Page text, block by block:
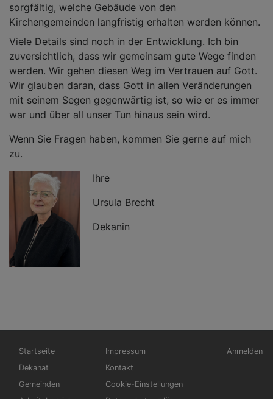
sorgfältig, welche Gebäude von den
Kirchengemeinden langfristig erhalten werden können.
Viele Details sind noch in der Entwicklung. Ich bin
zuversichtlich, dass wir gemeinsam gute Wege finden
werden. Wir gehen diesen Weg im Vertrauen auf Gott.
Wir glauben daran, dass Gott in allen Veränderungen
mit seinem Segen gegenwärtig ist, so wie er es immer
war und über all unser Tun hinaus sein wird.
Wenn Sie Fragen haben, kommen Sie gerne auf mich
zu.
Ihre
Ursula Brecht
Dekanin
Hauptnavigation
Startseite
Dekanat
Gemeinden
Fußbereichsmenü
Impressum
Kontakt
Cookie-Einstellungen
Anmelden